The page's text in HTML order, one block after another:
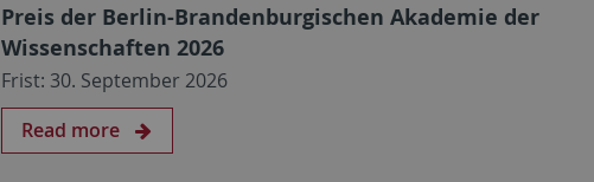
Preis der Berlin-Brandenburgischen Akademie der
Wissenschaften 2026
Frist: 30. September 2026
Read more